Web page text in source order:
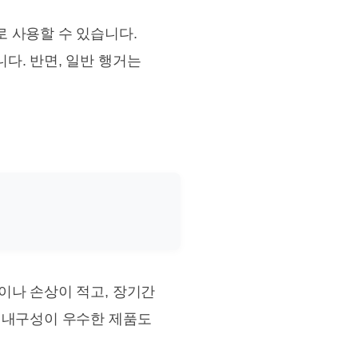
사용할 수 있습니다.
다. 반면, 일반 행거는
나 손상이 적고, 장기간
구성이 우수한 제품도